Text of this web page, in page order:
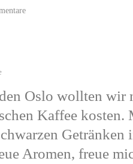
Oslo wollten wir
Kaffee kosten.
Getränken
Aromen, freue